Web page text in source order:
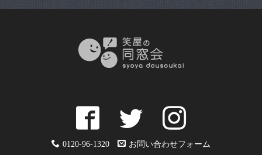
0120-96-1320 お問い合わせフォーム